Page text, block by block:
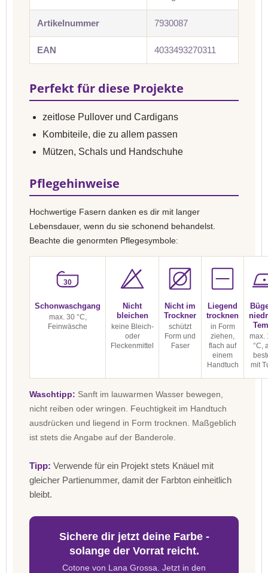
Artikelnummer 7930087
EAN 4033493270311
Perfekt für diese Projekte
zeitlose Pullover und Cardigans
Kombiteile, die zu allem passen
Mützen, Schals und Handschuhe
Pflegehinweise
Hochwertige Fasern danken es dir mit langer
Lebensdauer, wenn du sie schonend behandelst.
Beachte die genormten Pflegesymbole:
30
Schonwaschgang
max. 30 °C,
Feinwäsche
Nicht
bleichen
keine Bleich-
oder
Fleckenmittel
Nicht im
Trockner
schützt
Form und
Faser
Liegend
trocknen
in Form
ziehen,
flach auf
einem
Handtuch
max.
°C,
mit
Waschtipp: Sanft im lauwarmen Wasser bewegen,
nicht reiben oder wringen. Feuchtigkeit im Handtuch
ausdrücken und liegend in Form trocknen. Maßgeblich
ist stets die Angabe auf der Banderole.
Tipp: Verwende für ein Projekt stets Knäuel mit
gleicher Partienummer, damit der Farbton einheitlich
bleibt.
Sichere dir jetzt deine Farbe -
solange der Vorrat reicht.
Cotone von Lana Grossa. Jetzt in den